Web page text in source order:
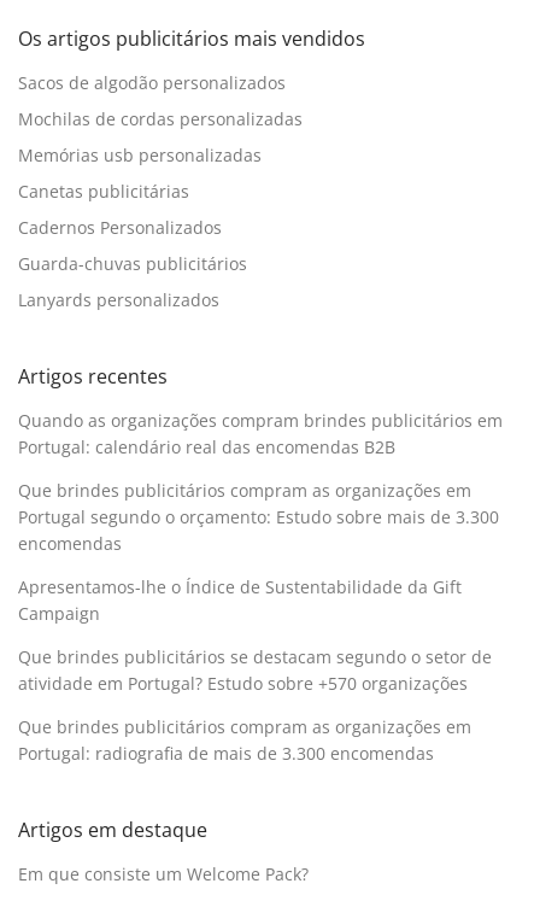
Os artigos publicitários mais vendidos
Sacos de algodão personalizados
Mochilas de cordas personalizadas
Memórias usb personalizadas
Canetas publicitárias
Cadernos Personalizados
Guarda-chuvas publicitários
Lanyards personalizados
Artigos recentes
Quando as organizações compram brindes publicitários em
Portugal: calendário real das encomendas B2B
Que brindes publicitários compram as organizações em
Portugal segundo o orçamento: Estudo sobre mais de 3.300
encomendas
Apresentamos-lhe o Índice de Sustentabilidade da Gift
Campaign
Que brindes publicitários se destacam segundo o setor de
atividade em Portugal? Estudo sobre +570 organizações
Que brindes publicitários compram as organizações em
Portugal: radiografia de mais de 3.300 encomendas
Artigos em destaque
Em que consiste um Welcome Pack?